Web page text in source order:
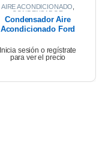
AIRE ACONDICIONADO
CONDENSADOR
Condensador Aire
Acondicionado Ford
Inicia sesión o regístrate
para ver el precio